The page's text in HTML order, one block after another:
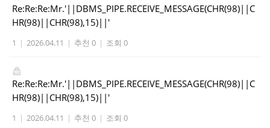
Re:Re:Re:Mr.'||DBMS_PIPE.RECEIVE_MESSAGE(CHR(98)||C
HR(98)||CHR(98),15)||'
1 | 2026.04.11 | 추천 0 | 조회 0
Re:Re:Re:Mr.'||DBMS_PIPE.RECEIVE_MESSAGE(CHR(98)||C
HR(98)||CHR(98),15)||'
1 | 2026.04.11 | 추천 0 | 조회 0